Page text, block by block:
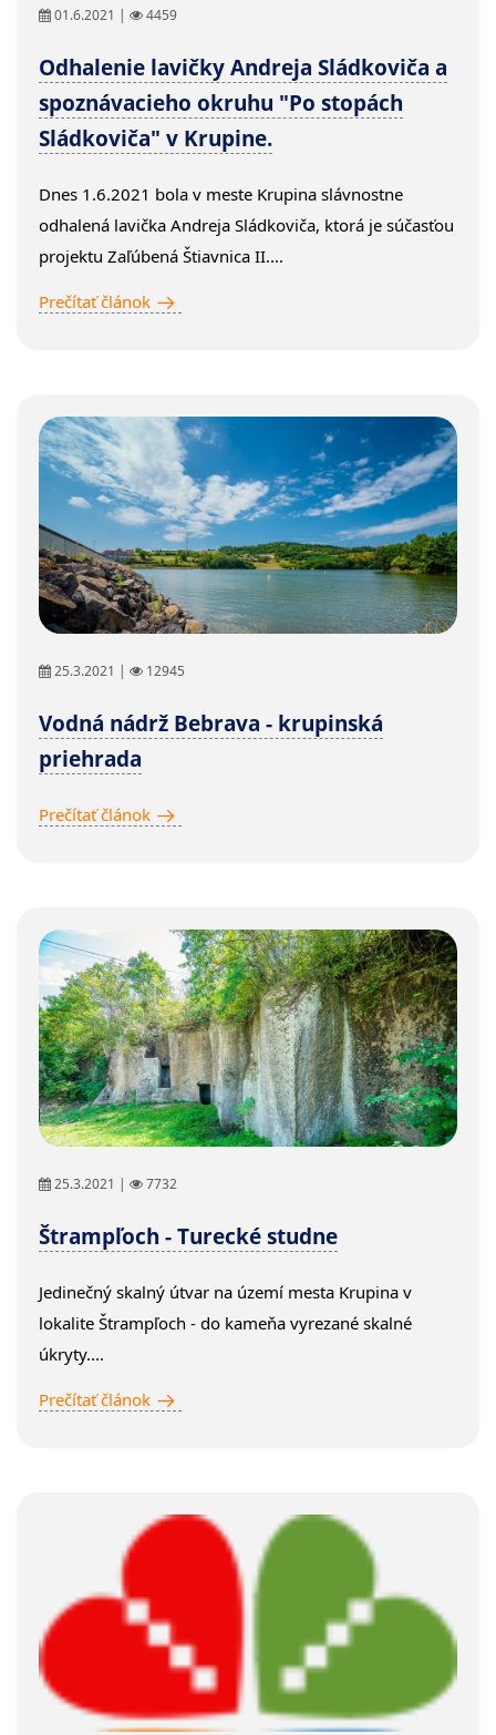
01.6.2021 | 4459
Odhalenie lavičky Andreja Sládkoviča a
spoznávacieho okruhu "Po stopách
Sládkoviča" v Krupine.
Dnes 1.6.2021 bola v meste Krupina slávnostne
odhalená lavička Andreja Sládkoviča, ktorá je súčasťou
projektu Zaľúbená Štiavnica II....
Prečítať článok
25.3.2021 | 12945
Vodná nádrž Bebrava - krupinská
priehrada
Prečítať článok
25.3.2021 | 7732
Štrampľoch - Turecké studne
Jedinečný skalný útvar na území mesta Krupina v
lokalite Štrampľoch - do kameňa vyrezané skalné
úkryty....
Prečítať článok